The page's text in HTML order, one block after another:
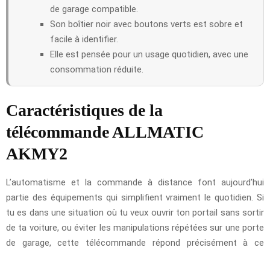
de garage compatible.
Son boîtier noir avec boutons verts est sobre et
facile à identifier.
Elle est pensée pour un usage quotidien, avec une
consommation réduite.
Caractéristiques de la
télécommande ALLMATIC
AKMY2
L’automatisme et la commande à distance font aujourd’hui
partie des équipements qui simplifient vraiment le quotidien. Si
tu es dans une situation où tu veux ouvrir ton portail sans sortir
de ta voiture, ou éviter les manipulations répétées sur une porte
de garage, cette télécommande répond précisément à ce